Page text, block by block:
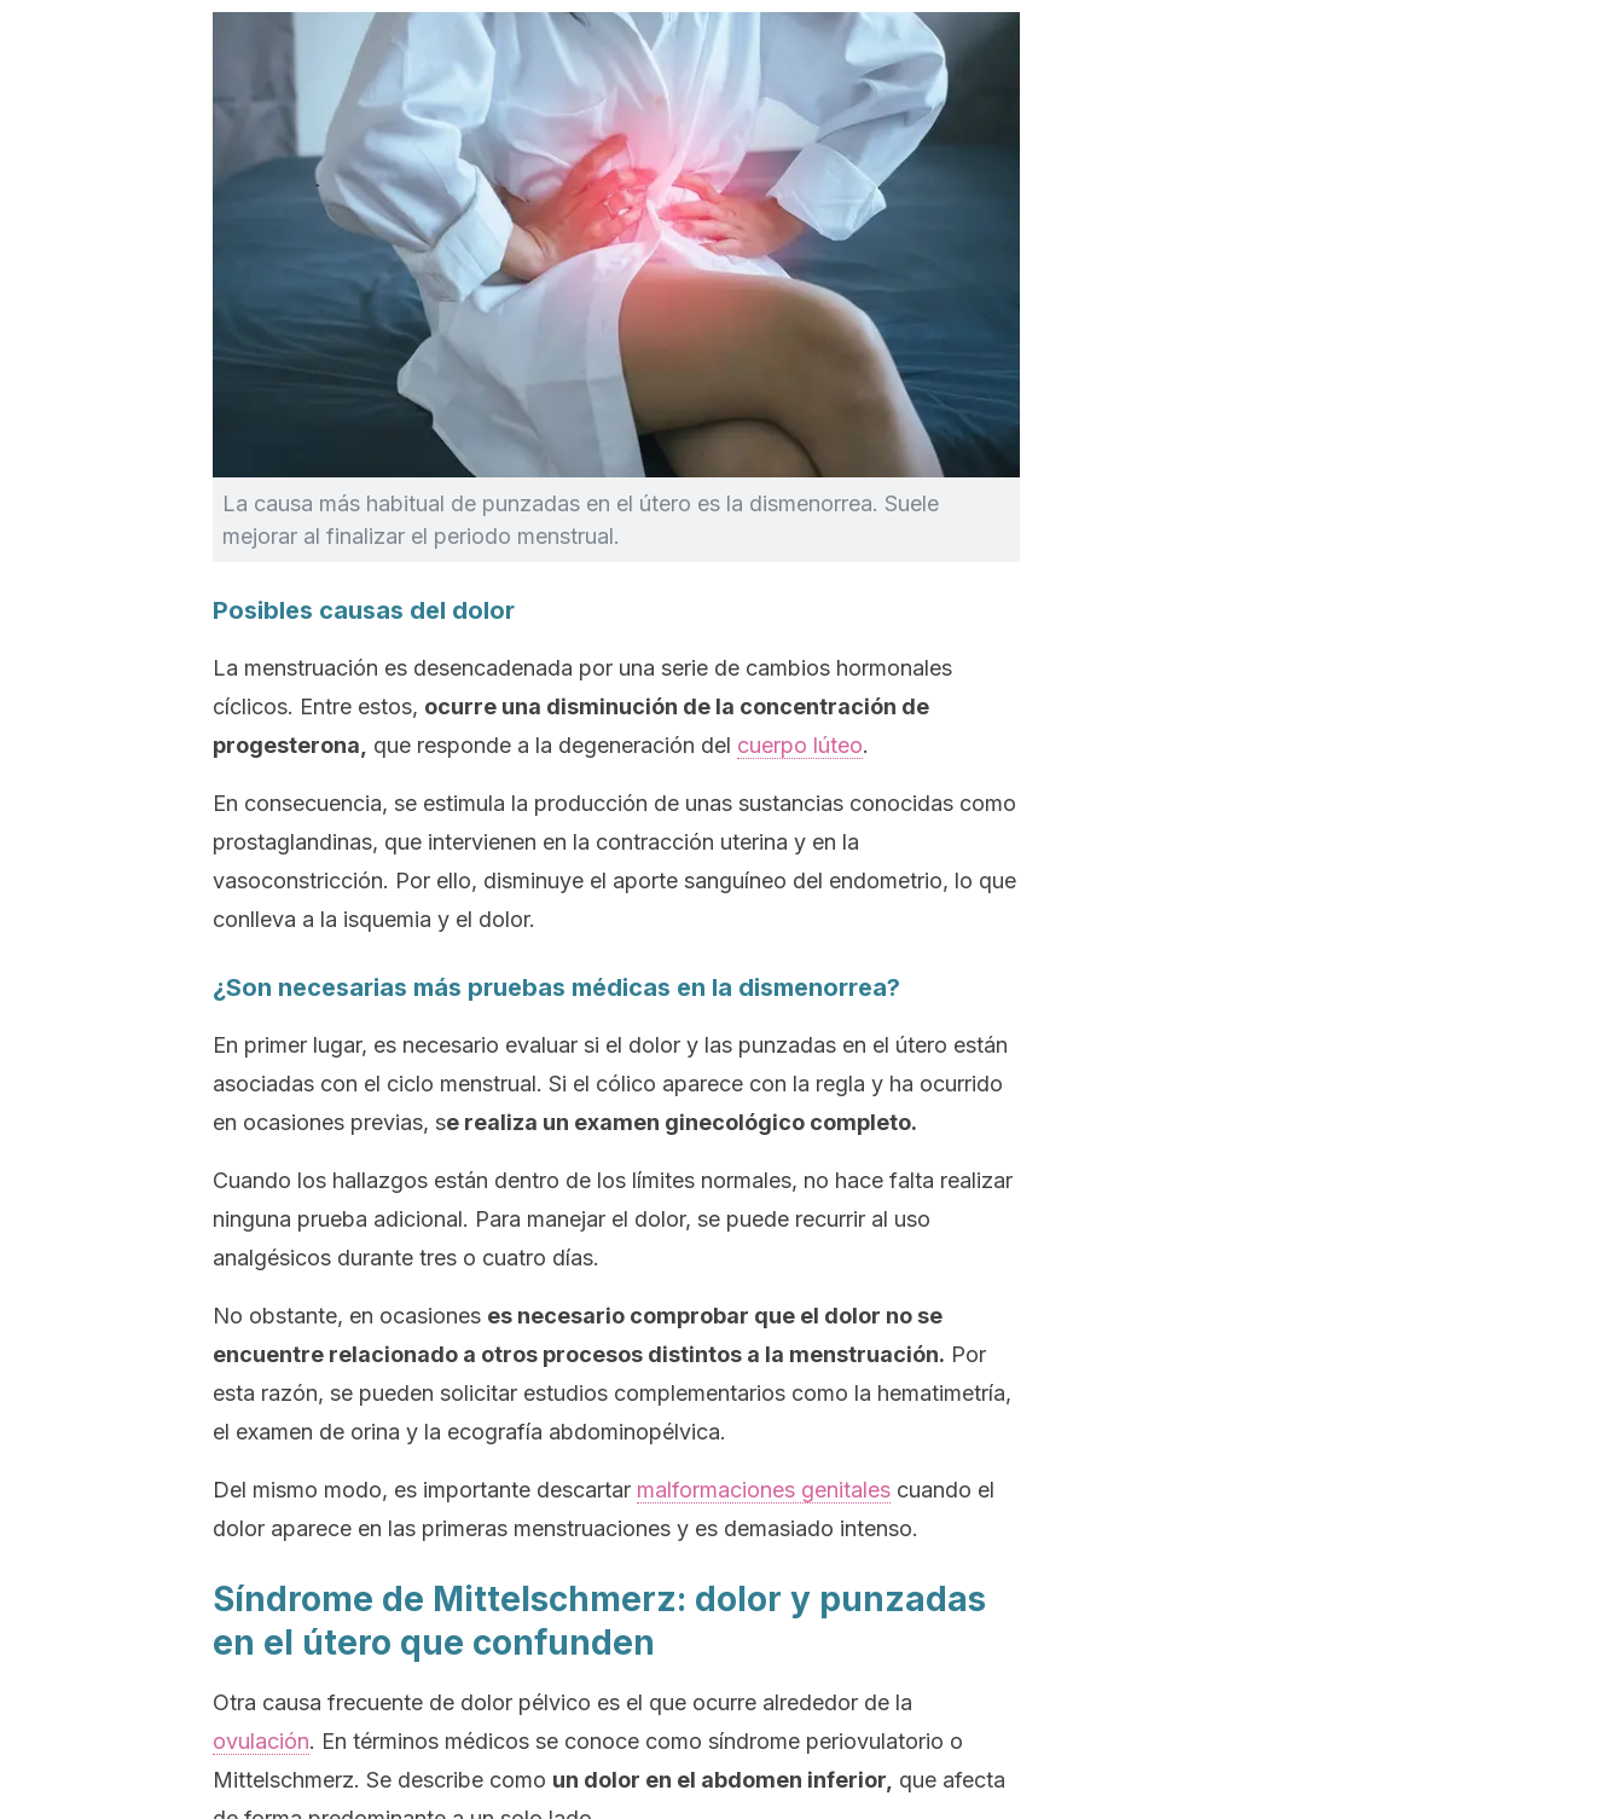
La causa más habitual de punzadas en el útero es la dismenorrea. Suele
mejorar al finalizar el periodo menstrual.
Posibles causas del dolor
La menstruación es desencadenada por una serie de cambios hormonales
cíclicos. Entre estos, ocurre una disminución de la concentración de
progesterona,
que responde a la degeneración del cuerpo lúteo.
En consecuencia, se estimula la producción de unas sustancias conocidas como
prostaglandinas, que intervienen en la contracción uterina y en la
vasoconstricción. Por ello, disminuye el aporte sanguíneo del endometrio, lo que
conlleva a la isquemia y el dolor.
¿Son necesarias más pruebas médicas en la dismenorrea?
En primer lugar, es necesario evaluar si el dolor y las punzadas en el útero están
asociadas con el ciclo menstrual. Si el cólico aparece con la regla y ha ocurrido
en ocasiones previas, se realiza un examen ginecológico completo.
Cuando los hallazgos están dentro de los límites normales, no hace falta realizar
ninguna prueba adicional. Para manejar el dolor, se puede recurrir al uso
analgésicos durante tres o cuatro días.
No obstante, en ocasiones es necesario comprobar que el dolor no se
encuentre relacionado a otros procesos distintos a la menstruación. Por
esta razón, se pueden solicitar estudios complementarios como la hematimetría,
el examen de orina y la ecografía abdominopélvica.
Del mismo modo, es importante descartar malformaciones genitales cuando el
dolor aparece en las primeras menstruaciones y es demasiado intenso.
Síndrome de Mittelschmerz: dolor y punzadas
en el útero que confunden
Otra causa frecuente de dolor pélvico es el que ocurre alrededor de la
ovulación. En términos médicos se conoce como síndrome periovulatorio o
Mittelschmerz. Se describe como un dolor en el abdomen inferior, que afecta